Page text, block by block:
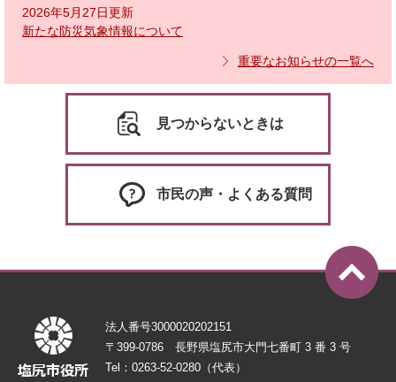
2026年5月27日更新
新たな防災気象情報について
重要なお知らせの一覧へ
見つからないときは
市民の声・よくある質問
法人番号3000020202151
〒399-0786 長野県塩尻市大門七番町 3 番 3 号
Tel：0263-52-0280（代表）